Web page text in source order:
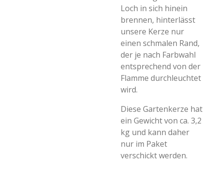
Loch in sich hinein
brennen, hinterlässt
unsere Kerze nur
einen schmalen Rand,
der je nach Farbwahl
entsprechend von der
Flamme durchleuchtet
wird.
Diese Gartenkerze hat
ein Gewicht von ca. 3,2
kg und kann daher
nur im Paket
verschickt werden.